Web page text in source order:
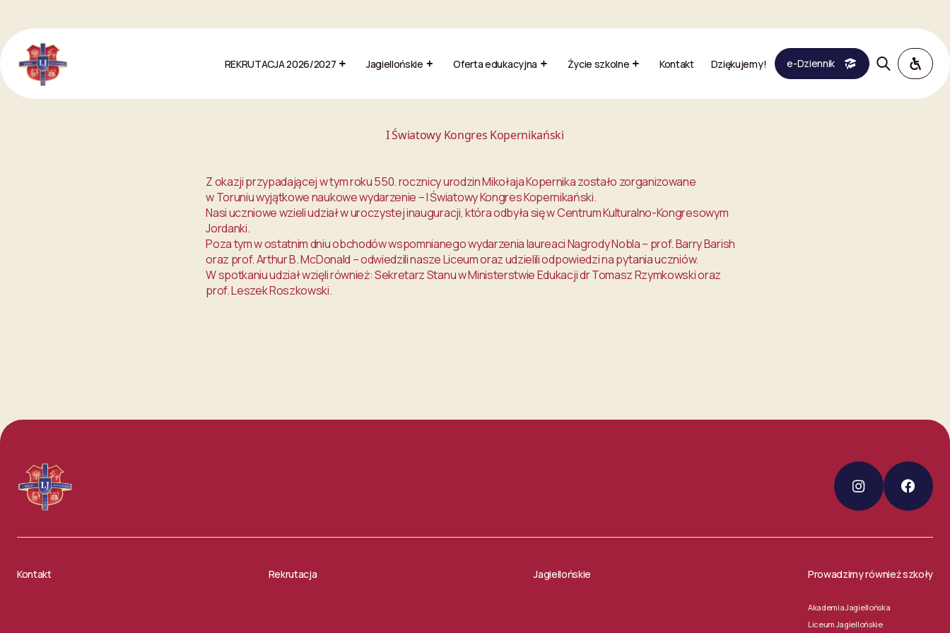
REKRUTACJA 2026/2027 Jagiellońskie Oferta edukacyjna Życie szkolne Kontakt Dziękujemy! e-Dziennik
I Światowy Kongres Kopernikański
Z okazji przypadającej w tym roku 550. rocznicy urodzin Mikołaja Kopernika zostało zorganizowane
w Toruniu wyjątkowe naukowe wydarzenie – I Światowy Kongres Kopernikański.
Nasi uczniowe wzieli udział w uroczystej inauguracji, która odbyła się w Centrum Kulturalno-Kongresowym
Jordanki.
Poza tym w ostatnim dniu obchodów wspomnianego wydarzenia laureaci Nagrody Nobla – prof. Barry Barish
oraz prof. Arthur B. McDonald – odwiedzili nasze Liceum oraz udzielili odpowiedzi na pytania uczniów.
W spotkaniu udział wzięli również: Sekretarz Stanu w Ministerstwie Edukacji dr Tomasz Rzymkowski oraz
prof. Leszek Roszkowski.
Kontakt Rekrutacja Jagiellońskie Prowadzimy również szkoły
Akademia Jagiellońska
Liceum Jagiellońskie